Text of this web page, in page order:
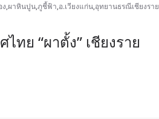
,ผาหินปูน,ภูชี้ฟ้า,อ.เวียงแก่น,อุทยานธรณีเชียงราย
ทย “ผาตั้ง” เชียงราย